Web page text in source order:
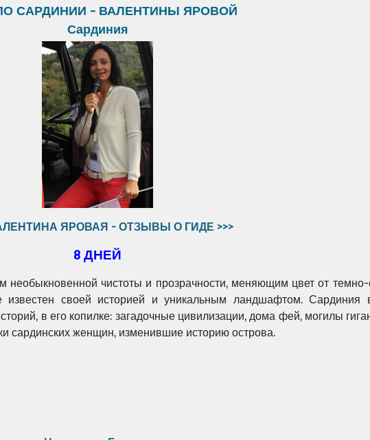
САРДИНИИ - ВАЛЕНТИНЫ ЯРОВОЙ
Сардиния
ЯРОВАЯ - ОТЗЫВЫ О ГИДЕ >>>
8 ДНЕЙ
чистоты и прозрачности, меняющим цвет от темно-
своей историей и уникальным ландшафтом. Сардиния
в его копилке: загадочные цивилизации, дома фей, могилы
сардинских женщин, изменившие историю острова.